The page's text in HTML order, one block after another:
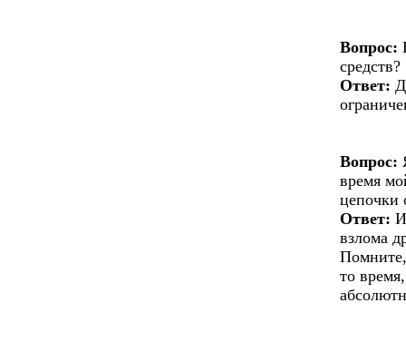
Вопрос:
средств?
Ответ:
Вопрос:
время
цепочки
Ответ:
взлома
то